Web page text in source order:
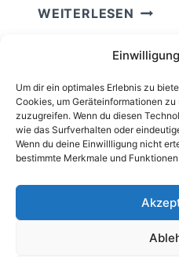
Um dir ein optimales Erlebnis zu
Cookies, um Geräteinformationen
zuzugreifen. Wenn du diesen
wie das Surfverhalten oder
Wenn du deine Einwillligung nicht
bestimmte Merkmale und
WEITERLESEN
AUS
AFRIKA
Cookie-